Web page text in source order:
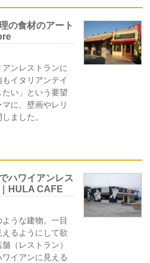
の食材のアート
アンレストランに
イタリアンテイ
い」という要望
に、壁画やレリ
ました。
ハワイアンレス
HULA CAFE
うな建物。一目
るようにして欲
（レストラン）
イアンに見える